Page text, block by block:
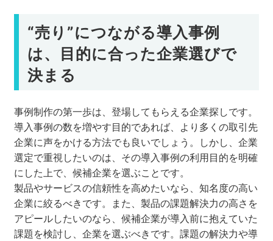
“売り”につながる導入事例
は、目的に合った企業選びで
決まる
事例制作の第一歩は、登場してもらえる企業探しです。
導入事例の数を増やす目的であれば、より多くの取引先
企業に声をかける方法でも良いでしょう。しかし、企業
選定で重視したいのは、その導入事例の利用目的を明確
にした上で、候補企業を選ぶことです。
製品やサービスの信頼性を高めたいなら、知名度の高い
企業に絞るべきです。また、製品の課題解決力の高さを
アピールしたいのなら、候補企業が導入前に抱えていた
課題を検討し、企業を選ぶべきです。課題の解決力や導